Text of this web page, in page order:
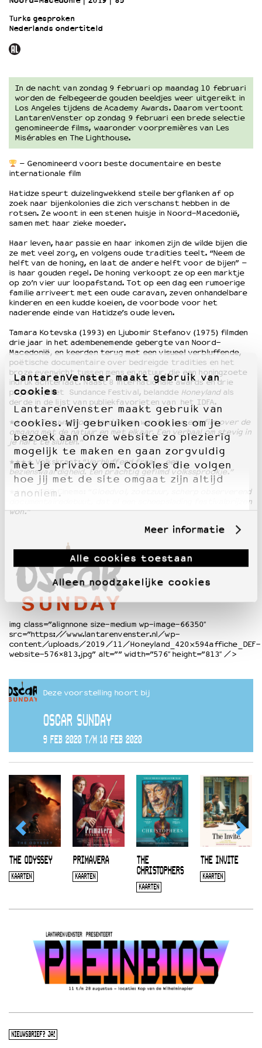
LantarenVenster maakt gebruik van
cookies
LantarenVenster maakt gebruik van
cookies. Wij gebruiken cookies om je
bezoek aan onze website zo plezierig
mogelijk te maken en gaan zorgvuldig
met je privacy om. Cookies die volgen
hoe jij met de site omgaat zijn altijd
anoniem.
Meer informatie
Alle cookies toestaan
Alleen noodzakelijke cookies
OVER LANTARENVENSTER
Wat we doen
Word vriend
Historie
Partners
Huisregels
Privacyverklaring
Duurzaamheid
Ruimte voor artistieke vrijheid – VNPF
Turks gesproken
Nederlands ondertiteld
In de nacht van zondag 9 februari op maandag 10 februari
worden de felbegeerde gouden beeldjes weer uitgereikt in
Los Angeles tijdens de Academy Awards. Daarom vertoont
LantarenVenster op zondag 9 februari een brede selectie
genomineerde films, waaronder voorpremières van Les
Misérables en The Lighthouse.
– Genomineerd voor: beste documentaire en beste
internationale film
Hatidze speurt duizelingwekkend steile bergflanken af op
zoek naar bijenkolonies die zich verschanst hebben in de
rotsen. Ze woont in een stenen huisje in Noord-Macedonië,
samen met haar zieke moeder.
Haar leven, haar passie en haar inkomen zijn de wilde bijen die
ze met veel zorg, en volgens oude tradities teelt. “Neem de
helft van de honing, en laat de andere helft voor de bijen” –
is haar gouden regel. De honing verkoopt ze op een marktje
op zo’n vier uur loopafstand. Tot op een dag een rumoerige
familie arriveert met een oude caravan, zeven onhandelbare
kinderen en een kudde koeien, de voorbode voor het
naderende einde van Hatidze’s oude leven.
Tamara Kotevska (1993) en Ljubomir Stefanov (1975) filmden
drie jaar in het adembenemende gebergte van Noord-
Macedonië, en keerden terug met een visueel verbluffende,
poëtische documentaire over bedreigde tradities en het
broze evenwicht tussen mens en natuur, die een honingzoete
indruk achterlaat. Naast 8 internationale awards en drie
prijzen op het Sundance Festival, belandde Honeylandals
derde in de lijst van publiekfavorieten van het IDFA.
★★★★★ Trouw:“Honeyland is een wonder van een film over de
omgang met de natuur en met elkaar. Een verhaal om stevig in
je hart te sluiten.”
★★★★ Volkskrant: “Verbluffend fraai … een
bezienswaardigheid. Een prachtig gefilmd volkssprookje.”
★★★★ VPRO Cinema: “
Gloedvol, zoetzuur, scherp observerend
documentairedebuut, dat al een scheepslading festivalprijzen
won.”
img class=”alignnone size-medium wp-image-66350″
src=”https://www.lantarenvenster.nl/wp-
content/uploads/2019/11/Honeyland_420x594affiche_DEF-
website-576×813.jpg” alt=”” width=”576″ height=”813″ />
Deze voorstelling hoort bij
OSCAR SUNDAY
9 FEB 2020 T/M 10 FEB 2020
THE ODYSSEY
KAARTEN
PRIMAVERA
KAARTEN
THE
CHRISTOPHERS
KAARTEN
THE INVITE
KAARTEN
NIEUWSBRIEF? JA!